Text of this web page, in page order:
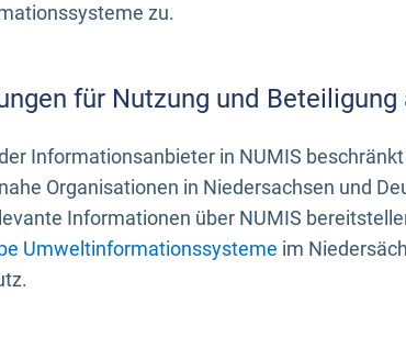
zu.
für Nutzung und Beteiligung
Informationsanbieter in NUMIS
Organisationen in Niedersachsen und
Informationen über NUMIS
Umweltinformationssysteme im